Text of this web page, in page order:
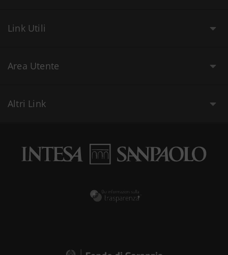
Link Utili
Area Utente
Altri Link